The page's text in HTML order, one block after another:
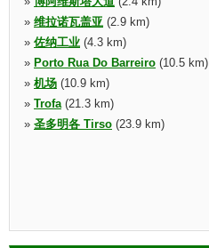
» 维拉诺瓦盖亚 (2.9 km)
» 佐纳工业 (4.3 km)
» Porto Rua Do Barreiro (10.5 km)
» 机场 (10.9 km)
» Trofa(21.3 km)
» 圣多明各 Tirso (23.9 km)